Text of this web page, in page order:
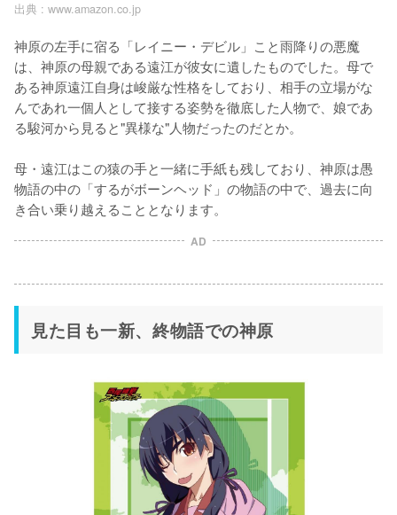
出典 : www.amazon.co.jp
神原の左手に宿る「レイニー・デビル」こと雨降りの悪魔
は、神原の母親である遠江が彼女に遺したものでした。母で
ある神原遠江自身は峻厳な性格をしており、相手の立場がな
んであれ一個人として接する姿勢を徹底した人物で、娘であ
る駿河から見ると"異様な"人物だったのだとか。
母・遠江はこの猿の手と一緒に手紙も残しており、神原は愚
物語の中の「するがボーンヘッド」の物語の中で、過去に向
き合い乗り越えることとなります。
AD
見た目も一新、終物語での神原